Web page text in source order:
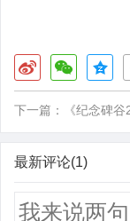
下一篇： 《纪念碑
最新评论(1)